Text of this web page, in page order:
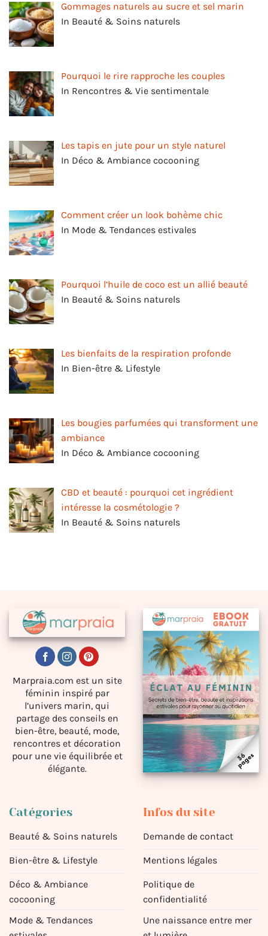
Gommages naturels au sucre et sel marin
In Beauté & Soins naturels
Pourquoi le rire rapproche les couples
In Rencontres & Vie sentimentale
Les tapis en jute pour un style naturel
In Déco & Ambiance cocooning
Comment créer un look bohème chic
In Mode & Tendances estivales
Pourquoi l’huile de coco est un allié beauté
In Beauté & Soins naturels
Les bienfaits de la respiration profonde
In Bien-être & Lifestyle
Les bougies parfumées qui transforment une
ambiance
In Déco & Ambiance cocooning
CBD et beauté : pourquoi cet ingrédient
intéresse la cosmétologie ?
In Beauté & Soins naturels
Marpraia.com est un site
féminin inspiré par
l’univers marin, qui
partage des conseils en
bien-être, beauté, mode,
rencontres et décoration
pour une vie équilibrée et
élégante.
Catégories
Beauté & Soins naturels
Bien-être & Lifestyle
Déco & Ambiance
cocooning
Mode & Tendances
Infos du site
Demande de contact
Mentions légales
Politique de
confidentialité
Une naissance entre mer